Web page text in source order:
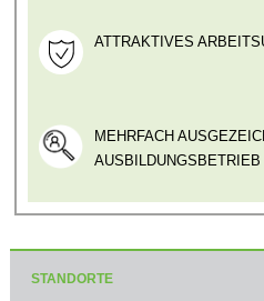
ATTRAKTIVES
MEHRFACH
AUSBILDUNGSBETRIEB
STANDORTE